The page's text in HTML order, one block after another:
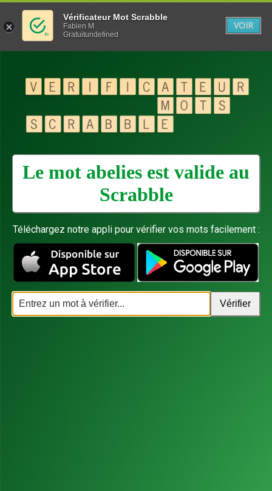
Le mot abelies est valide au
Scrabble
Téléchargez notre appli pour vérifier vos mots facilement :
Vérificateur Mot Scrabble
Fabien M
Gratuitundefined
VOIR